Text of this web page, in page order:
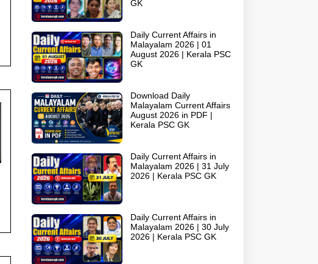
GK
Daily Current Affairs in
Malayalam 2026 | 01
August 2026 | Kerala PSC
GK
Download Daily
Malayalam Current Affairs
August 2026 in PDF |
Kerala PSC GK
Daily Current Affairs in
Malayalam 2026 | 31 July
2026 | Kerala PSC GK
Daily Current Affairs in
Malayalam 2026 | 30 July
2026 | Kerala PSC GK